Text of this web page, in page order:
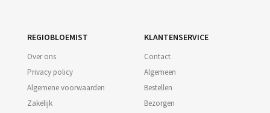
REGIOBLOEMIST
Over ons
Privacy policy
Algemene voorwaarden
Zakelijk
KLANTENSERVICE
Contact
Algemeen
Bestellen
Bezorgen